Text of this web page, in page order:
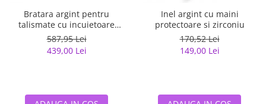
Bratara argint pentru
talismate cu incuietoare
sferica
587,95 Lei
439,00 Lei
Inel argint cu maini
protectoare si zirconiu
170,52 Lei
149,00 Lei